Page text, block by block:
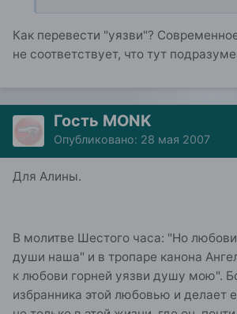
Как перевести "уязви"?
не соответствует, что тут
Гость MONK
Опубликовано: 28 мая 2007
Для Алины.
В молитве Шестого часа: "Но
души наша" и в тропаре канона
к любови горней уязви душу мою".
избранника этой любовью и делает